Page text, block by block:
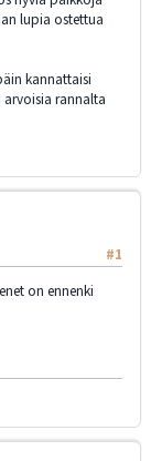
lupia ostettua
kannattaisi
rannalta
#1
on ennenki